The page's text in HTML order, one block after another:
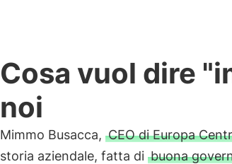
Cosa vuol dire
noi
Mimmo Busacca, CEO di Europa
storia aziendale, fatta di buona